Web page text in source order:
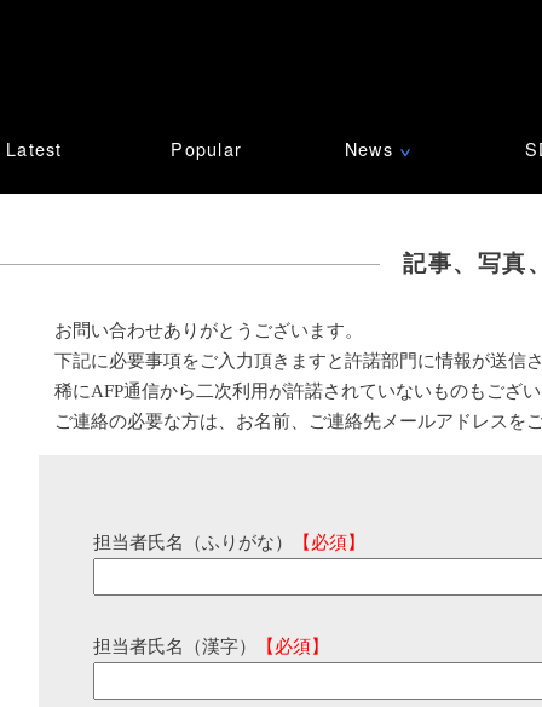
Latest Popular News ∨
記事、写真
お問い合わせありがとうございます。
下記に必要事項をご入力頂きますと許諾部門に情報が送信
稀にAFP通信から二次利用が許諾されていないものもござ
ご連絡の必要な方は、お名前、ご連絡先メールアドレスを
担当者氏名（ふりがな） 【必須】
担当者氏名（漢字） 【必須】